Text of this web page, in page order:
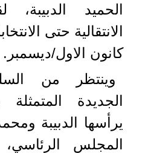
الحميد الدبيبة،
الانتقالية حتى
كانون الاول/ديسمبر.
وينتظر من
الجديدة المتمثلة
يرأسها الدبيبة
المجلس الرئاسي،